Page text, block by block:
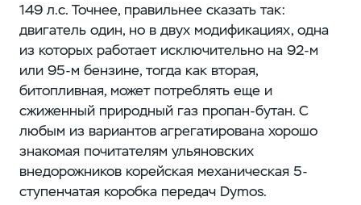
149 л.с. Точнее, правильнее сказать так:
двигатель один, но в двух модификациях, одна
из которых работает исключительно на 92-м
или 95-м бензине, тогда как вторая,
битопливная, может потреблять еще и
сжиженный природный газ пропан-бутан. С
любым из вариантов агрегатирована хорошо
знакомая почитателям ульяновских
внедорожников корейская механическая 5-
ступенчатая коробка передач Dymos.